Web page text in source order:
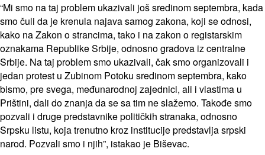
“Mi smo na taj problem ukazivali još sredinom septembra, kada
smo čuli da je krenula najava samog zakona, koji se odnosi,
kako na Zakon o strancima, tako i na zakon o registarskim
oznakama Republike Srbije, odnosno gradova iz centralne
Srbije. Na taj problem smo ukazivali, čak smo organizovali i
jedan protest u Zubinom Potoku sredinom septembra, kako
bismo, pre svega, međunarodnoj zajednici, ali i vlastima u
Prištini, dali do znanja da se sa tim ne slažemo. Takođe smo
pozvali i druge predstavnike političkih stranaka, odnosno
Srpsku listu, koja trenutno kroz institucije predstavlja srpski
narod. Pozvali smo i njih”, istakao je Biševac.